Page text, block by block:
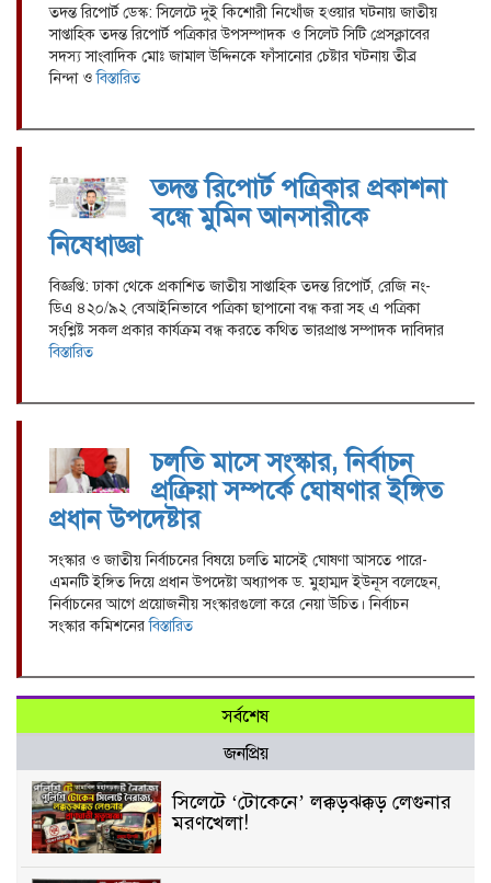
তদন্ত রিপোর্ট ডেস্ক: সিলেটে দুই কিশোরী নিখোঁজ হওয়ার ঘটনায় জাতীয়
সাপ্তাহিক তদন্ত রিপোর্ট পত্রিকার উপসম্পাদক ও সিলেট সিটি প্রেসক্লাবের
সদস্য সাংবাদিক মোঃ জামাল উদ্দিনকে ফাঁসানোর চেষ্টার ঘটনায় তীব্র
নিন্দা ওবিস্তারিত
তদন্ত রিপোর্ট পত্রিকার প্রকাশনা
বন্ধে মুমিন আনসারীকে
নিষেধাজ্ঞা
বিজ্ঞপ্তি: ঢাকা থেকে প্রকাশিত জাতীয় সাপ্তাহিক তদন্ত রিপোর্ট, রেজি নং-
ডিএ ৪২০/৯২ বেআইনিভাবে পত্রিকা ছাপানো বন্ধ করা সহ এ পত্রিকা
সংশ্লিষ্ট সকল প্রকার কার্যক্রম বন্ধ করতে কথিত ভারপ্রাপ্ত সম্পাদক দাবিদার
বিস্তারিত
চলতি মাসে সংস্কার, নির্বাচন
প্রক্রিয়া সম্পর্কে ঘোষণার ইঙ্গিত
প্রধান উপদেষ্টার
সংস্কার ও জাতীয় নির্বাচনের বিষয়ে চলতি মাসেই ঘোষণা আসতে পারে-
এমনটি ইঙ্গিত দিয়ে প্রধান উপদেষ্টা অধ্যাপক ড. মুহাম্মদ ইউনূস বলেছেন,
নির্বাচনের আগে প্রয়োজনীয় সংস্কারগুলো করে নেয়া উচিত। নির্বাচন
সংস্কার কমিশনেরবিস্তারিত
সর্বশেষ
জনপ্রিয়
সিলেটে ‘টোকেনে’ লক্কড়ঝক্কড় লেগুনার
মরণখেলা!